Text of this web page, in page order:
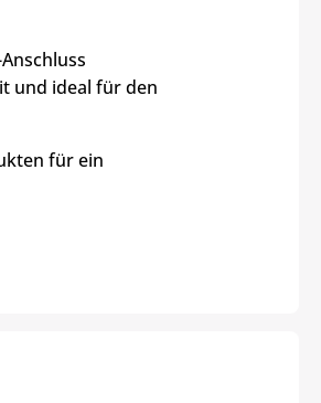
und ideal für den
für ein